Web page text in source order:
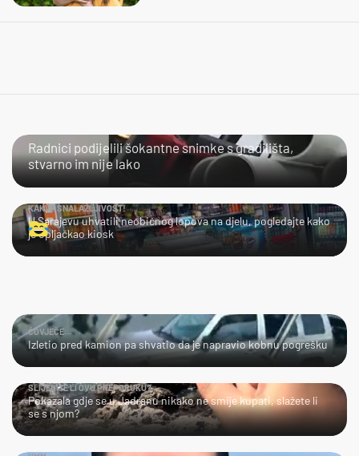
Radnici podijelili šokantne snimke s gradilišta,
stvarno im nije lako
KAKVA SNALAŽLJIVOST!
U Sarajevu uhvatili neobičnog lopova na djelu, pogledajte kako
je opljačkao kiosk
ČOVJEČE...
Izletio pred kamion pa shvatio da je napravio kobnu pogrešku
SLIJEDITE LI OVU PREPORUKU?
Pokazala gdje se u Jadranu nikako ne smije kupati, slažete li
se s njom?